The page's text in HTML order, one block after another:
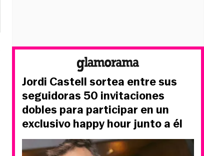
Jordi Castell sortea entre sus
seguidoras 50 invitaciones
dobles para participar en un
exclusivo happy hour junto a él